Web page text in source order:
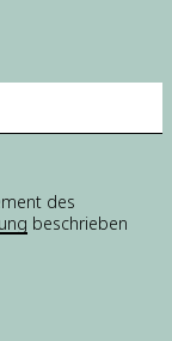
des
beschrieben